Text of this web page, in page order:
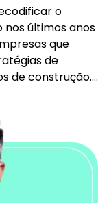
o
últimos anos
que
de
de construção….